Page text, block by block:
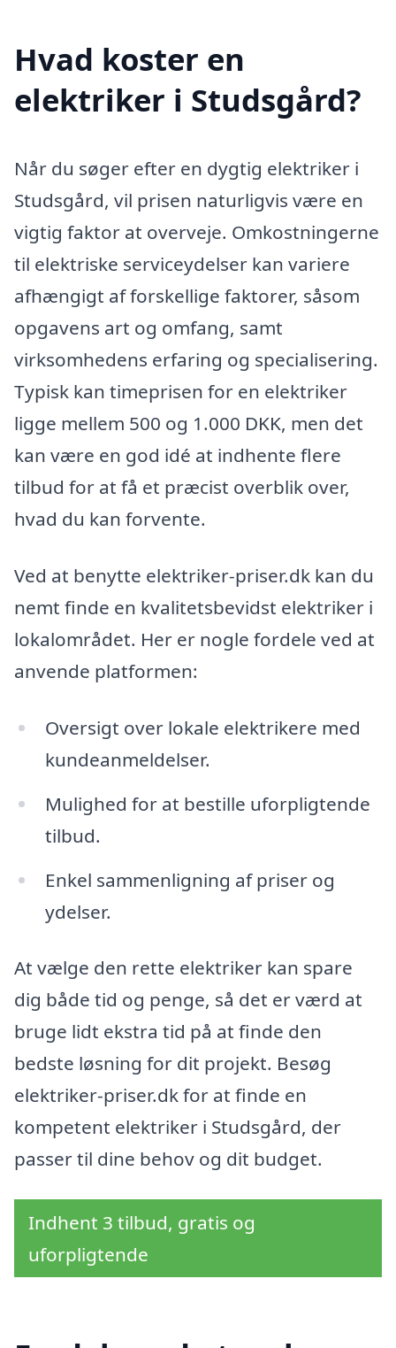
Hvad koster en
elektriker i Studsgård?
Når du søger efter en dygtig elektriker i
Studsgård, vil prisen naturligvis være en
vigtig faktor at overveje. Omkostningerne
til elektriske serviceydelser kan variere
afhængigt af forskellige faktorer, såsom
opgavens art og omfang, samt
virksomhedens erfaring og specialisering.
Typisk kan timeprisen for en elektriker
ligge mellem 500 og 1.000 DKK, men det
kan være en god idé at indhente flere
tilbud for at få et præcist overblik over,
hvad du kan forvente.
Ved at benytte elektriker-priser.dk kan du
nemt finde en kvalitetsbevidst elektriker i
lokalområdet. Her er nogle fordele ved at
anvende platformen:
Oversigt over lokale elektrikere med
kundeanmeldelser.
Mulighed for at bestille uforpligtende
tilbud.
Enkel sammenligning af priser og
ydelser.
At vælge den rette elektriker kan spare
dig både tid og penge, så det er værd at
bruge lidt ekstra tid på at finde den
bedste løsning for dit projekt. Besøg
elektriker-priser.dk for at finde en
kompetent elektriker i Studsgård, der
passer til dine behov og dit budget.
Indhent 3 tilbud, gratis og
uforpligtende